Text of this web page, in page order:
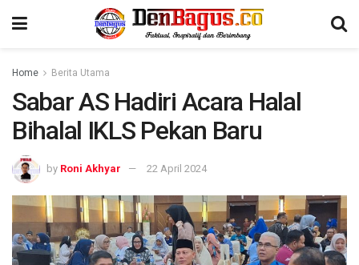
Home Berita Utama
Sabar AS Hadiri Acara Halal
Bihalal IKLS Pekan Baru
by Roni Akhyar 22 April 2024